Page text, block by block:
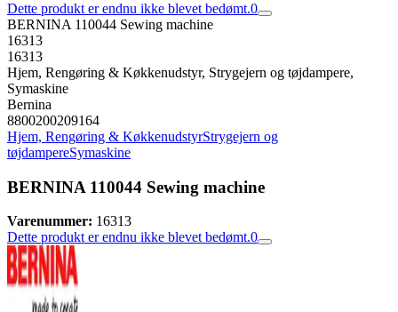
Dette produkt er endnu ikke blevet bedømt.0
BERNINA 110044 Sewing machine
16313
16313
Hjem, Rengøring & Køkkenudstyr, Strygejern og tøjdampere,
Symaskine
Bernina
8800200209164
Hjem, Rengøring & KøkkenudstyrStrygejern og
tøjdampereSymaskine
BERNINA 110044 Sewing machine
Varenummer: 16313
Dette produkt er endnu ikke blevet bedømt.0